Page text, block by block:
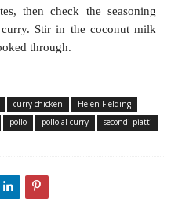
then check the seasoning
Stir in the coconut milk
through.
curry chicken
Helen Fielding
pollo pollo al curry secondi piatti